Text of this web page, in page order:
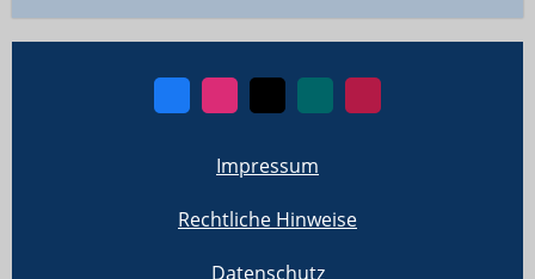
Impressum
Rechtliche Hinweise
Datenschutz